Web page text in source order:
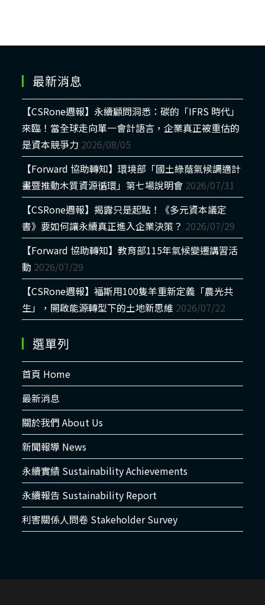
最新消息
【CSRone週報】永續顧問洞悉：碳的「IFRS 時代」
來臨！當全球走向單一會計語言，企業真正被重估的
是資本競爭力 2026/08/05
【Forward 協助轉知】環境部「國土綠蔭氣候調適計
畫暨推動木質資源循環」第七場說明會 2026/07/31
【CSRone週報】揭露只是起點！《多元資本議定
書》要如何讓永續真正進入企業決策？ 2026/07/29
【Forward 協助轉知】教育部115年氣候變遷講習活
動 2026/07/29
【CSRone週報】福斯用100隻羊重新定義「農光共
生」，開啟能源轉型下的土地新思維 2026/07/22
選單列
首頁 Home
最新消息
關於我們 About Us
新聞報導 News
永續實績 Sustainability Achievements
永續報告 Sustainability Report
利害關係人問卷 Stakeholder Survey